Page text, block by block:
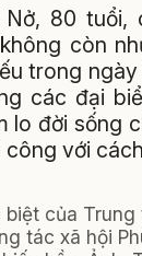
80 tuổi,
còn
trong
các đại
lo đời sống
với
của
tác xã hội